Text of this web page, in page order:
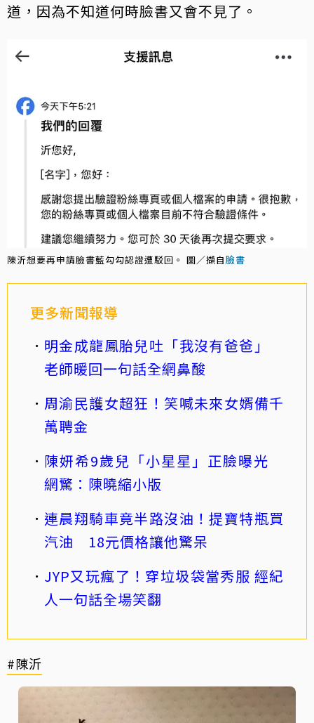
道，因為不知道何時臉書又會不見了。
陳沂想要再申請臉書藍勾勾認證遭駁回。 圖／擷自臉書
更多新聞報導
明金成龍鳳胎兒吐「我沒有爸爸」
老師暖回一句話全網鼻酸
周渝民護女超狂！笑喊未來女婿備千
萬聘金
陳妍希9歲兒「小星星」正臉曝光
網驚：陳曉縮小版
連晨翔騎車竟半路沒油！提寶特瓶買
汽油 18元價格讓他驚呆
JYP又玩瘋了！穿垃圾袋當秀服 經紀
人一句話全場笑翻
#陳沂